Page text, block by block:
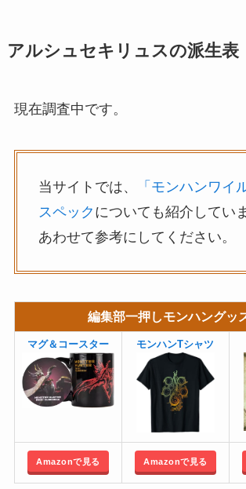
アルシュセキリュスの派生表
現在調査中です。
当サイトでは、
「モンハンワイ
スペック についても紹介してい
あわせて参考にしてください。
編集部一押しモンハングッ
マグ＆コースター モンハンTシャツ
Amazonで見る Amazonで見る